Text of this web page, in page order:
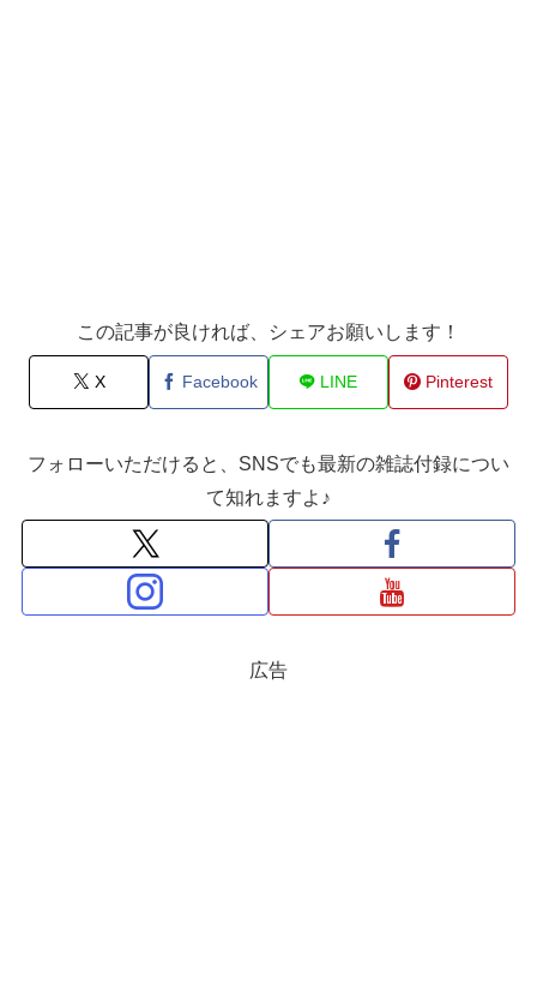
この記事が良ければ、シェアお願いします！
X Facebook LINE Pinterest
フォローいただけると、SNSでも最新の雑誌付録につい
て知れますよ♪
広告